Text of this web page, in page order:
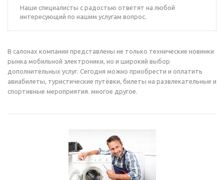
Наши специалисты с радостью ответят на любой
интересующий по нашим услугам вопрос.
В салонах компании представлены не только технические новинки
рынка мобильной электроники, но и широкий выбор
дополнительных услуг. Сегодня можно приобрести и оплатить
авиабилеты, туристические путёвки, билеты на развлекательные и
спортивные мероприятия. многое другое.